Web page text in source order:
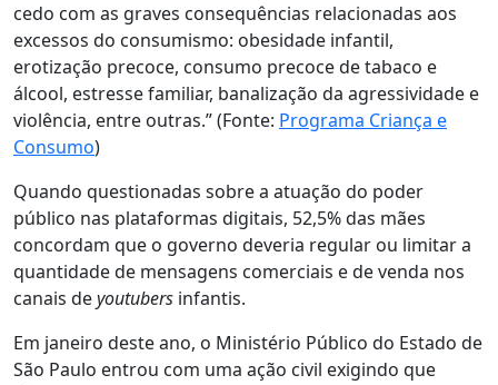
cedo com as graves consequências relacionadas aos
excessos do consumismo: obesidade infantil,
erotização precoce, consumo precoce de tabaco e
álcool, estresse familiar, banalização da agressividade e
violência, entre outras.” (Fonte: Programa Criança e
Consumo)
Quando questionadas sobre a atuação do poder
público nas plataformas digitais, 52,5% das mães
concordam que o governo deveria regular ou limitar a
quantidade de mensagens comerciais e de venda nos
canais deyoutubers infantis.
Em janeiro deste ano, o Ministério Público do Estado de
São Paulo entrou com uma ação civil exigindo que